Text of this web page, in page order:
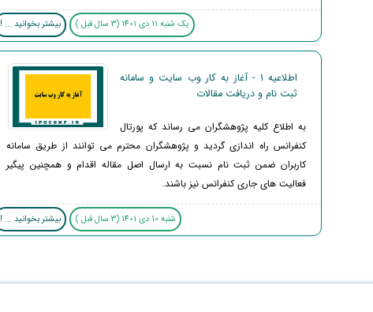
یک شنبه 11 دی 1401 (3 سال قبل ) بیشتر بخوانید ... !
اطلاعیه 1 - آغاز به کار وب سایت و سامانه
ثبت نام و دریافت مقالات
به اطلاع کلیه پژوهشگران می رساند که پورتال
کنفرانس راه اندازی گردید و پژوهشگران محترم می توانند از طریق سامانه
کاربران ضمن ثبت نام نسبت به ارسال اصل مقاله اقدام و همچنین پیگیر
فعالیت های جاری کنفرانس نیز باشند.
شنبه 10 دی 1401 (3 سال قبل ) بیشتر بخوانید ... !